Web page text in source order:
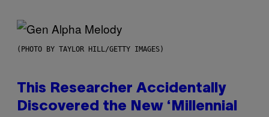
(PHOTO BY TAYLOR HILL/GETTY IMAGES)
This Researcher Accidentally
Discovered the New ‘Millennial